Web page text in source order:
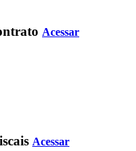
Acessar
Acessar